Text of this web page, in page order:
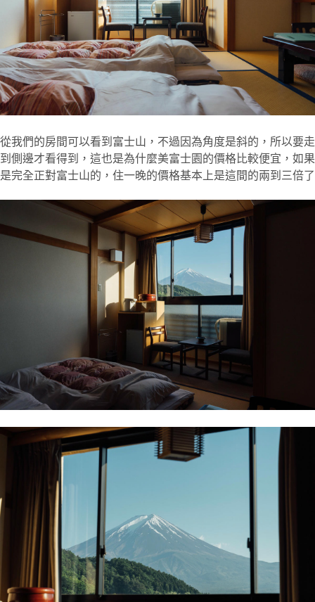
從我們的房間可以看到富士山，不過因為角度是斜的，所以要走
到側邊才看得到，這也是為什麼美富士園的價格比較便宜，如果
是完全正對富士山的，住一晚的價格基本上是這間的兩到三倍了